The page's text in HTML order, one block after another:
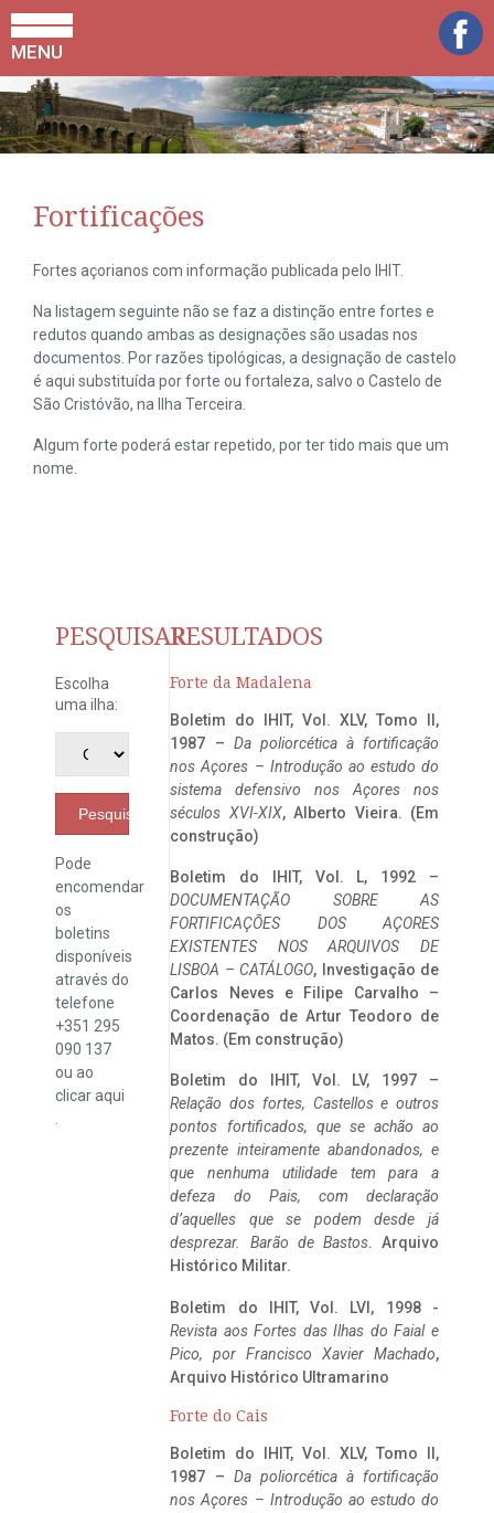
MENU
Fortificações
Fortes açorianos com informação publicada pelo IHIT.
Na listagem seguinte não se faz a distinção entre fortes e
redutos quando ambas as designações são usadas nos
documentos. Por razões tipológicas, a designação de castelo
é aqui substituída por forte ou fortaleza, salvo o Castelo de
São Cristóvão, na Ilha Terceira.
Algum forte poderá estar repetido, por ter tido mais que um
nome.
PESQUISAR
Escolha
uma ilha:
Pesquisar
Pode
encomendar
os
boletins
disponíveis
através do
telefone
+351 295
090 137
ou ao
clicaraqui
RESULTADOS
Forte da Madalena
Boletim do IHIT, Vol. XLV, Tomo II,
1987 – Da poliorcética à fortificação
nos Açores – Introdução ao estudo do
sistema defensivo nos Açores nos
séculos XVI-XIX, Alberto Vieira. (Em
construção)
Boletim do IHIT, Vol. L, 1992 –
DOCUMENTAÇÃO SOBRE AS
FORTIFICAÇÕES DOS AÇORES
EXISTENTES NOS ARQUIVOS DE
LISBOA – CATÁLOGO, Investigação de
Carlos Neves e Filipe Carvalho –
Coordenação de Artur Teodoro de
Matos. (Em construção)
Boletim do IHIT, Vol. LV, 1997 –
Relação dos fortes, Castellos e outros
pontos fortificados, que se achão ao
prezente inteiramente abandonados, e
que nenhuma utilidade tem para a
defeza do Pais, com declaração
d’aquelles que se podem desde já
desprezar. Barão de Bastos. Arquivo
Histórico Militar.
Boletim do IHIT, Vol. LVI, 1998 -
Revista aos Fortes das Ilhas do Faial e
Pico, por Francisco Xavier Machado,
Arquivo Histórico Ultramarino
Forte do Cais
Boletim do IHIT, Vol. XLV, Tomo II,
1987 – Da poliorcética à fortificação
nos Açores – Introdução ao estudo do